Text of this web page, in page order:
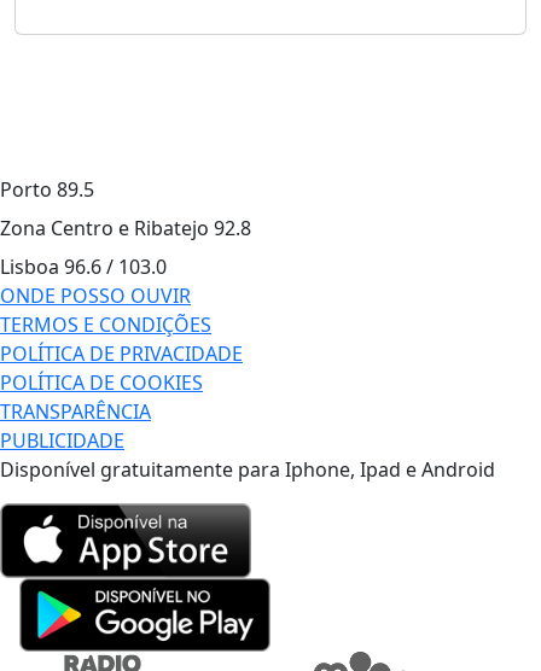
Porto 89.5
Zona Centro e Ribatejo 92.8
Lisboa 96.6 / 103.0
ONDE POSSO OUVIR
TERMOS E CONDIÇÕES
POLÍTICA DE PRIVACIDADE
POLÍTICA DE COOKIES
TRANSPARÊNCIA
PUBLICIDADE
Disponível gratuitamente para Iphone, Ipad e Android